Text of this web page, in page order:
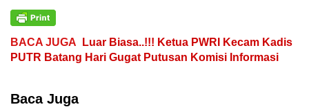
BACA JUGA
Luar Biasa..!!! Ketua PWRI Kecam Kadis
PUTR Batang Hari Gugat Putusan Komisi Informasi
Baca Juga